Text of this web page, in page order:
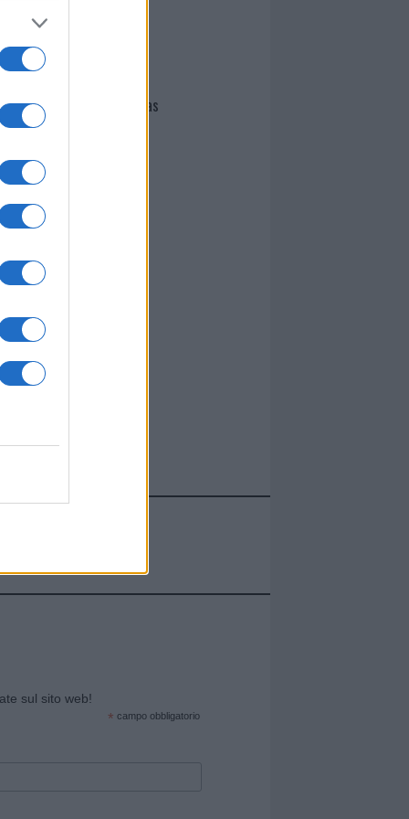
I nostri cari
Giovannimaria Cabras
sul sito web!
* campo obbligatorio